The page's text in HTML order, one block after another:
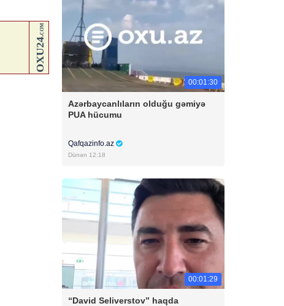
00:01:30
Azərbaycanlıların olduğu gəmiyə
PUA hücumu
Qafqazinfo.az
Dünən 12:18
00:01:29
“David Seliverstov” haqda